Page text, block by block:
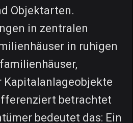
Objektarten.
in zentralen
in ruhigen
Kapitalanlageobjekte
betrachtet
bedeutet das: Ein